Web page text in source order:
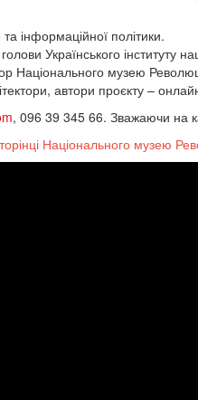
та інформаційної політики.
Українського інституту
Національного музею
автори проєкту –
, 096 39 345 66. Зважаючи на
Національного музею